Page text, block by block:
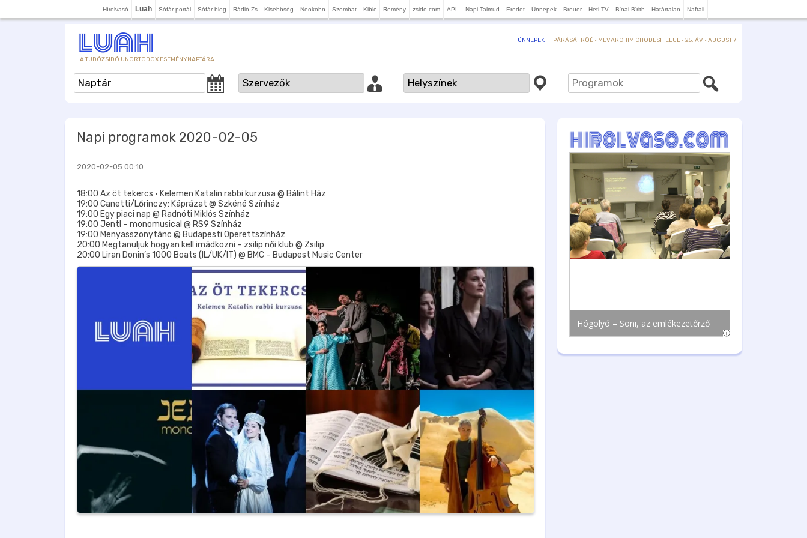
Hírolvasó Luah Sófár portál Sófár blog Rádió Zs Kisebbség Neokohn Szombat Kibic Remény zsido.com APL Napi Talmud Eredet Ünnepek Breuer Heti TV B'nai B'rith Határtalan Naftali
A TUDÓZSIDÓ UNORTODOX ESEMÉNYNAPTÁRA
ÜNNEPEK PÁRÁSÁT RÖÉ · MEVARCHIM CHODESH ELUL · 25. ÁV · AUGUST 7
Napi programok 2020-02-05
2020-02-05 00:10
18:00 Az öt tekercs • Kelemen Katalin rabbi kurzusa @ Bálint Ház
19:00 Canetti/Lőrinczy: Káprázat @ Szkéné Színház
19:00 Egy piaci nap @ Radnóti Miklós Színház
19:00 Jentl – monomusical @ RS9 Színház
19:00 Menyasszonytánc @ Budapesti Operettszínház
20:00 Megtanuljuk hogyan kell imádkozni – zsilip női klub @ Zsilip
20:00 Liran Donin’s 1000 Boats (IL/UK/IT) @ BMC – Budapest Music Center